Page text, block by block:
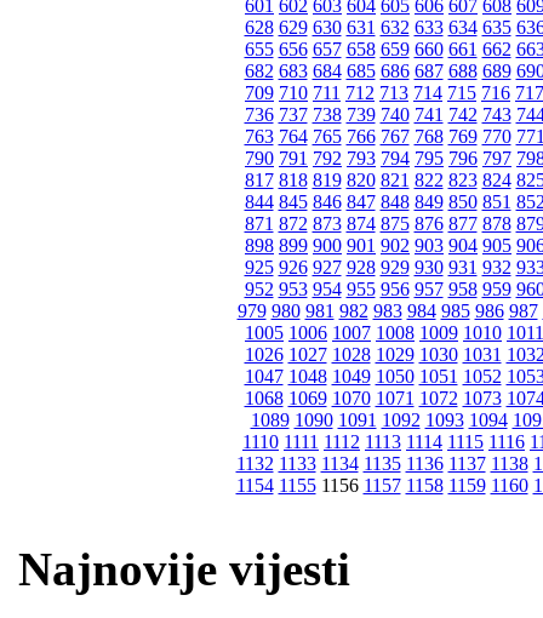
601 602 603 604 605 606 607 608
628 629 630 631 632 633 634 635
655 656 657 658 659 660 661 662
682 683 684 685 686 687 688 689
709 710 711 712 713 714 715 716 717
736 737 738 739 740 741 742 743
763 764 765 766 767 768 769 770
790 791 792 793 794 795 796 797
817 818 819 820 821 822 823 824
844 845 846 847 848 849 850 851
871 872 873 874 875 876 877 878
898 899 900 901 902 903 904 905
925 926 927 928 929 930 931 932
952 953 954 955 956 957 958 959
979 980 981 982 983 984 985 986 987
1005 1006 1007 1008 1009 1010 1011
1026 1027 1028 1029 1030 1031
1047 1048 1049 1050 1051 1052
1068 1069 1070 1071 1072 1073
1089 1090 1091 1092 1093 1094
1110 1111 1112 1113 1114 1115 1116
1132 1133 1134 1135 1136 1137 1138
1154 11551156 1157 1158 1159 1160
Najnovije vijesti